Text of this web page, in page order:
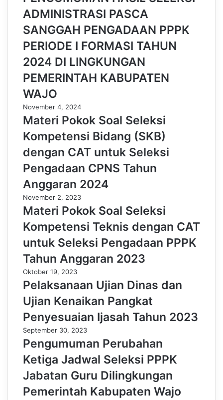
ADMINISTRASI PASCA
SANGGAH PENGADAAN PPPK
PERIODE I FORMASI TAHUN
2024 DI LINGKUNGAN
PEMERINTAH KABUPATEN
WAJO
November 4, 2024
Materi Pokok Soal Seleksi
Kompetensi Bidang (SKB)
dengan CAT untuk Seleksi
Pengadaan CPNS Tahun
Anggaran 2024
November 2, 2023
Materi Pokok Soal Seleksi
Kompetensi Teknis dengan CAT
untuk Seleksi Pengadaan PPPK
Tahun Anggaran 2023
Oktober 19, 2023
Pelaksanaan Ujian Dinas dan
Ujian Kenaikan Pangkat
Penyesuaian Ijasah Tahun 2023
September 30, 2023
Pengumuman Perubahan
Ketiga Jadwal Seleksi PPPK
Jabatan Guru Dilingkungan
Pemerintah Kabupaten Wajo